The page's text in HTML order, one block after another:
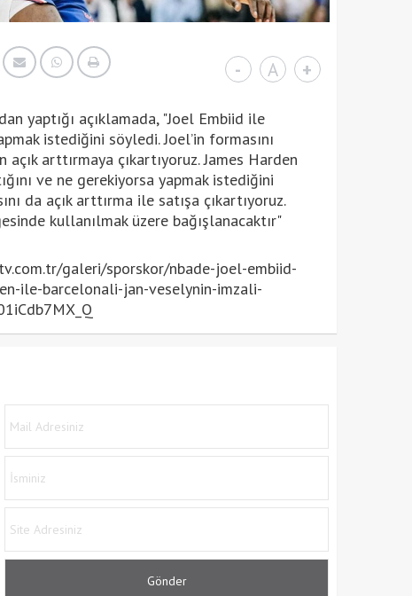
- A +
yaptığı açıklamada, "Joel Embiid ile
istediğini söyledi. Joel’in formasını
arttırmaya çıkartıyoruz. James Harden
ve ne gerekiyorsa yapmak istediğini
da açık arttırma ile satışa çıkartıyoruz.
kullanılmak üzere bağışlanacaktır"
galeri/sporskor/nbade-joel-embiid-
ile-barcelonali-jan-veselynin-imzali-